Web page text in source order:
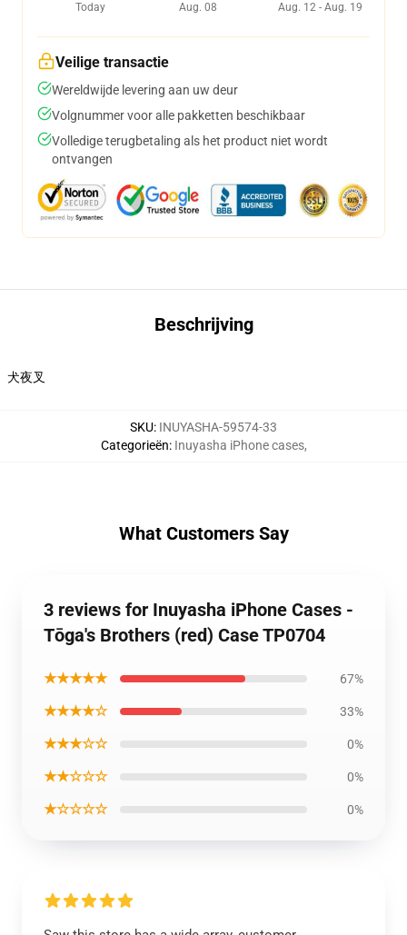
Today
Aug. 08
Aug. 12 - Aug. 19
Veilige transactie
Wereldwijde levering aan uw deur
Volgnummer voor alle pakketten beschikbaar
Volledige terugbetaling als het product niet wordt
ontvangen
Beschrijving
犬夜叉
SKU: INUYASHA-59574-33
Categorieën: Inuyasha iPhone cases,
What Customers Say
3 reviews for Inuyasha iPhone Cases -
Tōga's Brothers (red) Case TP0704
★★★★★ 67%
★★★★☆ 33%
★★★☆☆ 0%
★★☆☆☆ 0%
★☆☆☆☆ 0%